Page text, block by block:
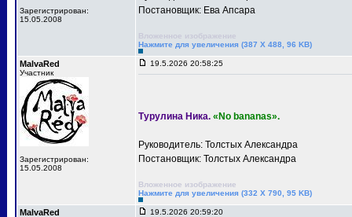
Зарегистрирован:
15.05.2008
Постановщик: Ева Апсара
Вложенное изображение
Нажмите для увеличения (387 X 488, 96 KB)
MalvaRed
Участник
Зарегистрирован:
15.05.2008
19.5.2026 20:58:25
Турулина Ника. «No bananas».
Руководитель: Толстых Александра
Постановщик: Толстых Александра
Вложенное изображение
Нажмите для увеличения (332 X 790, 95 KB)
MalvaRed 19.5.2026 20:59:20